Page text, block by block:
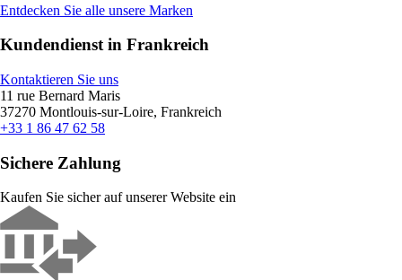
Entdecken Sie alle unsere Marken
Kundendienst in Frankreich
Kontaktieren Sie uns
11 rue Bernard Maris
37270 Montlouis-sur-Loire, Frankreich
+33 1 86 47 62 58
Sichere Zahlung
Kaufen Sie sicher auf unserer Website ein